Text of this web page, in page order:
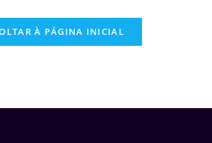
À PÁGINA INICIAL